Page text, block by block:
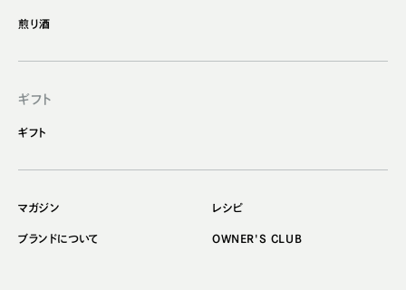
煎り酒
ギフト
ギフト
マガジン レシピ
ブランドについて OWNER'S CLUB